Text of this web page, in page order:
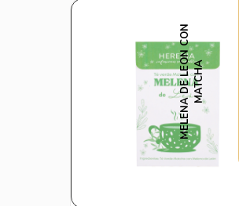
M
E
L
E
N
A
D
E
L
E
O
N
C
O
N
M
A
T
C
HA